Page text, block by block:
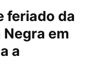
feriado da
em
a